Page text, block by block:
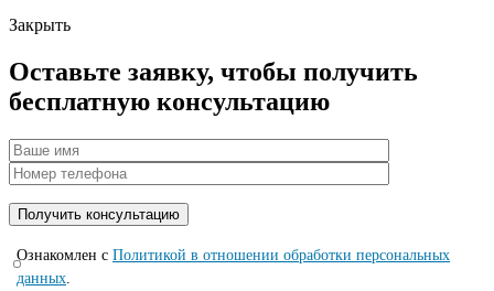
Закрыть
Оставьте заявку, чтобы получить
бесплатную консультацию
Ознакомлен с Политикой в отношении обработки персональных
данных